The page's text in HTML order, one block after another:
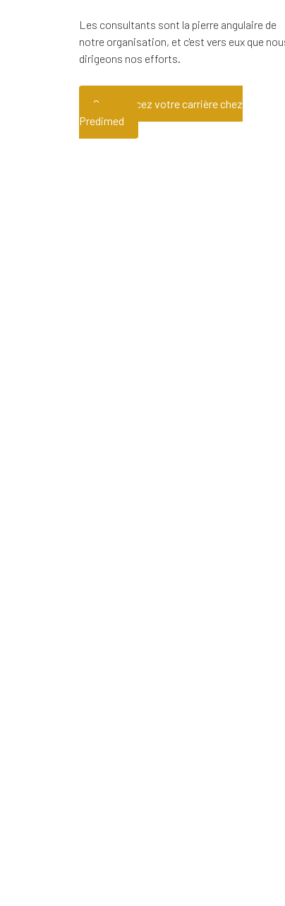
Les consultants sont la pierre angulaire de
notre organisation, et c'est vers eux que
dirigeons nos efforts.
Commencez votre carrière chez
Predimed